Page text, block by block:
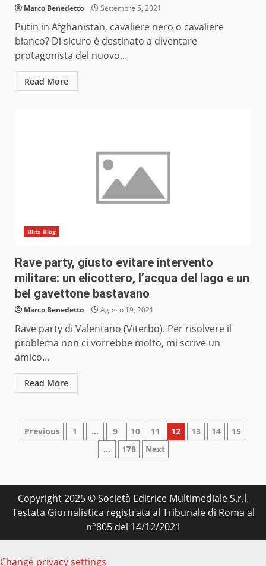
Marco Benedetto Settembre 5, 2021
Putin in Afghanistan, cavaliere nero o cavaliere
bianco? Di sicuro è destinato a diventare
protagonista del nuovo...
Read More
Blitz Blog
Rave party, giusto evitare intervento
militare: un elicottero, l’acqua del lago e un
bel gavettone bastavano
Marco Benedetto Agosto 19, 2021
Rave party di Valentano (Viterbo). Per risolvere il
problema non ci vorrebbe molto, mi scrive un
amico...
Read More
Paginazione
articoli
Previous 1 … 9 10 11 12 13 14
15
…
178 Next
Copyright 2025 © Società Editrice Multimediale S.r.l.
Testata Giornalistica registrata al Tribunale di Roma al
n°805 del 14/12/2021
Change privacy settings